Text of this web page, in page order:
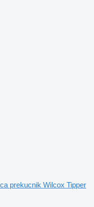
prekucnik Wilcox Tipper